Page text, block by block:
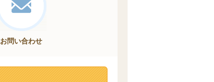
お問い合わせ